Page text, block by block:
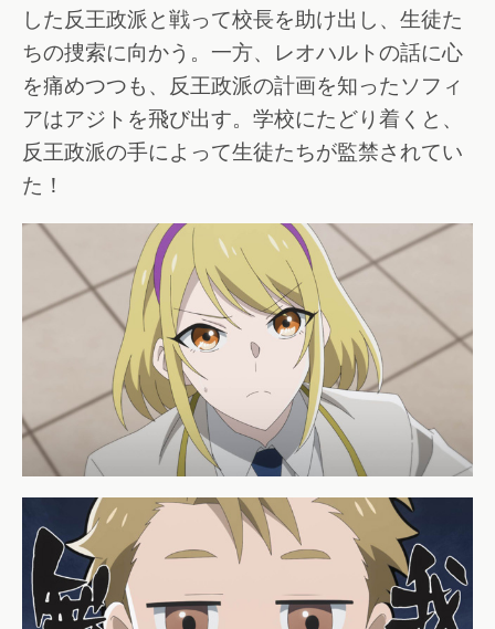
した反王政派と戦って校長を助け出し、生徒た
ちの捜索に向かう。一方、レオハルトの話に心
を痛めつつも、反王政派の計画を知ったソフィ
アはアジトを飛び出す。学校にたどり着くと、
反王政派の手によって生徒たちが監禁されてい
た！